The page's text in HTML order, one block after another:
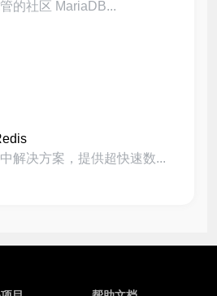
的社区 MariaDB...
解决方案，提供超快速数...